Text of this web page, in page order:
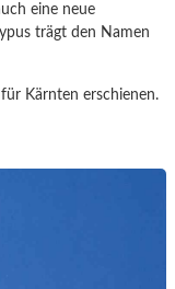
eine neue
trägt den Namen
Kärnten erschienen.